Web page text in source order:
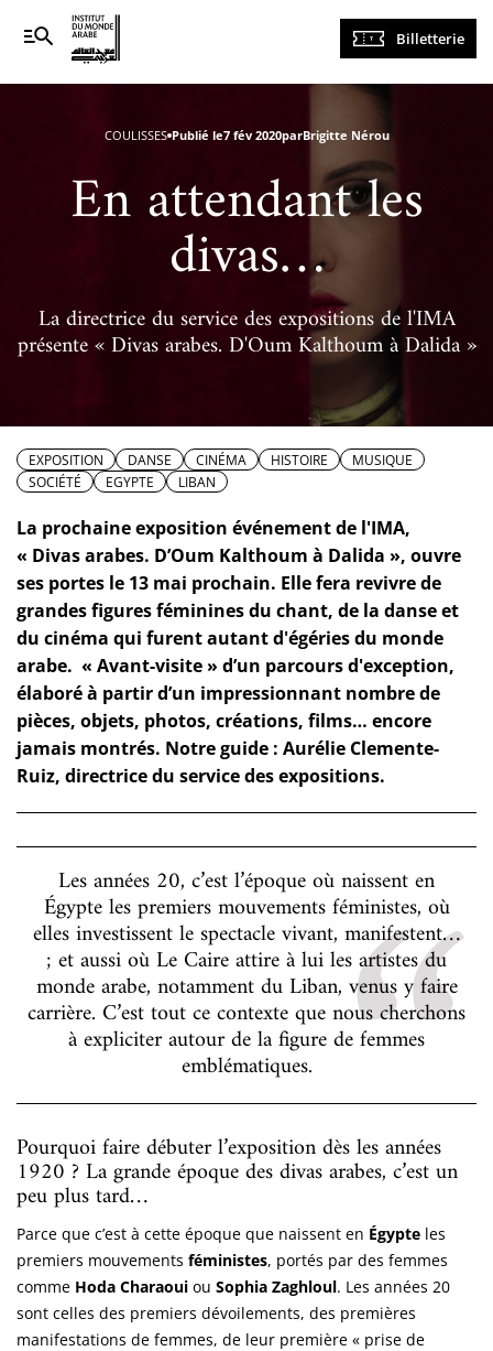
Navigation
principale
Billetterie
COULISSES Publié le7 fév 2020parBrigitte Nérou
En attendant les
divas…
La directrice du service des expositions de l'IMA
présente « Divas arabes. D'Oum Kalthoum à Dalida »
EXPOSITION DANSE CINÉMA HISTOIRE
MUSIQUE
SOCIÉTÉ
EGYPTE LIBAN
La prochaine exposition événement de l'IMA,
« Divas arabes. D’Oum Kalthoum à Dalida », ouvre
ses portes le 13 mai prochain. Elle fera revivre de
grandes figures féminines du chant, de la danse et
du cinéma qui furent autant d'égéries du monde
arabe. « Avant-visite » d’un parcours d'exception,
élaboré à partir d’un impressionnant nombre de
pièces, objets, photos, créations, films… encore
jamais montrés. Notre guide : Aurélie Clemente-
Ruiz, directrice du service des expositions.
Les années 20, c’est l’époque où naissent en
Égypte les premiers mouvements féministes, où
elles investissent le spectacle vivant, manifestent…
; et aussi où Le Caire attire à lui les artistes du
monde arabe, notamment du Liban, venus y faire
carrière. C’est tout ce contexte que nous cherchons
à expliciter autour de la figure de femmes
emblématiques.
Pourquoi faire débuter l’exposition dès les années
1920 ? La grande époque des divas arabes, c’est un
peu plus tard…
Parce que c’est à cette époque que naissent en Égypte les
premiers mouvements féministes, portés par des femmes
comme Hoda Charaoui ou Sophia Zaghloul. Les années 20
sont celles des premiers dévoilements, des premières
manifestations de femmes, de leur première « prise de